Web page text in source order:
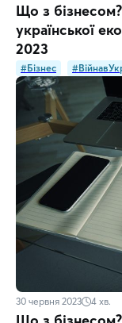
Що з
української
2023
#Бізнес
30 червня 2023 4 хв.